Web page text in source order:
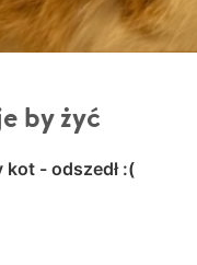
by żyć
kot - odszedł :(